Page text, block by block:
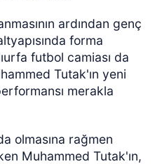
ardından genç
forma
futbol camiası da
Tutak'ın yeni
merakla
olmasına rağmen
Muhammed Tutak'ın,